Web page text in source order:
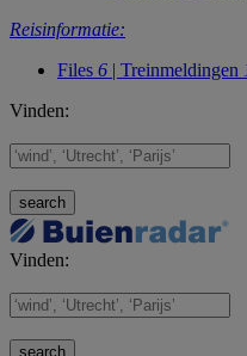
Reisinformatie:
Files 6 | Treinmeldingen
Vinden:
Vinden: